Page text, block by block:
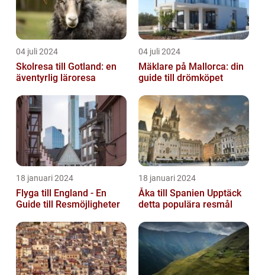
04 juli 2024
Skolresa till Gotland: en
äventyrlig läroresa
04 juli 2024
Mäklare på Mallorca: din
guide till drömköpet
18 januari 2024
Flyga till England - En
Guide till Resmöjligheter
18 januari 2024
Åka till Spanien Upptäck
detta populära resmål